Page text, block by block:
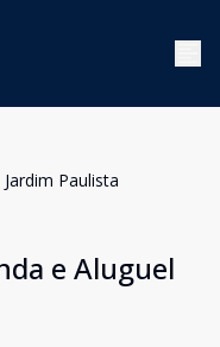
Paulista
e Aluguel